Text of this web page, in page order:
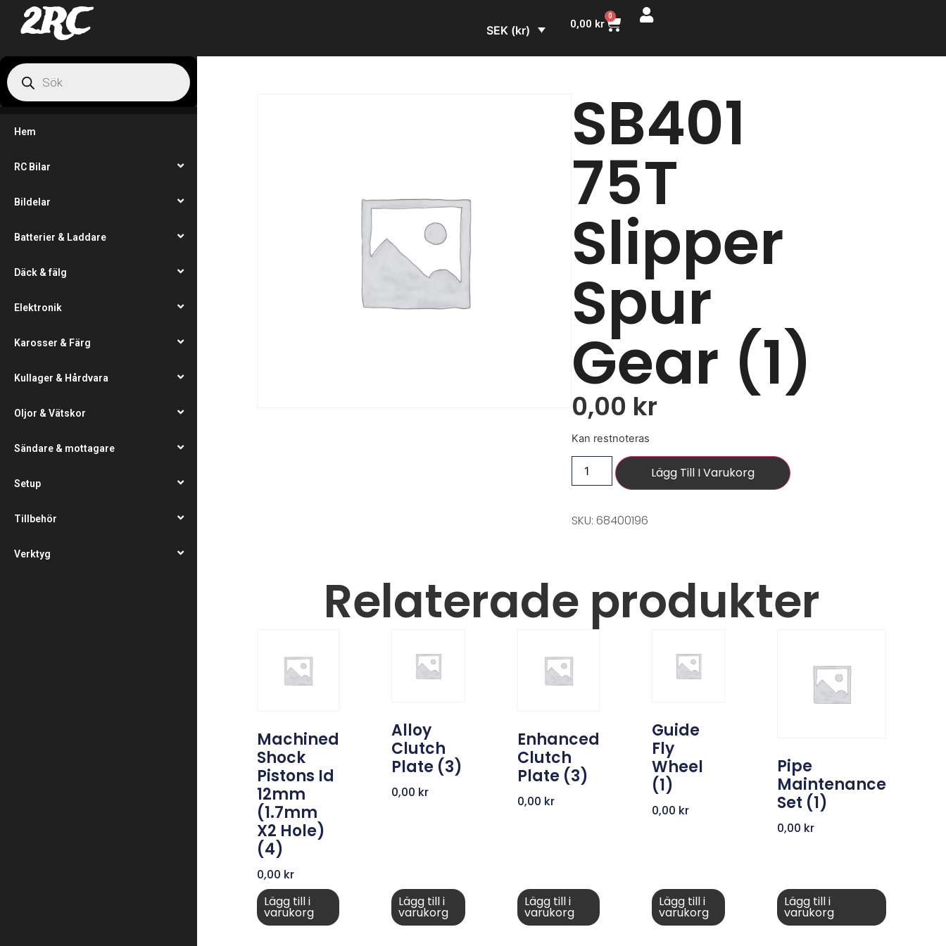
2RC SEK (kr) 0,00 kr
0
Hem
RC Bilar
Bildelar
Batterier & Laddare
Däck & fälg
Elektronik
Karosser & Färg
Kullager & Hårdvara
Oljor & Vätskor
Sändare & mottagare
Setup
Tillbehör
Verktyg
SB401
75T
Slipper
Spur
Gear (1)
0,00 kr
Kan restnoteras
Lägg Till I Varukorg
SKU: 68400196
Relaterade produkter
Machined
Shock
Pistons Id
12mm
(1.7mm
X2 Hole)
(4)
0,00 kr
Lägg till i
varukorg
Alloy
Clutch
Plate (3)
0,00 kr
Lägg till i
varukorg
Enhanced
Clutch
Plate (3)
0,00 kr
Lägg till i
varukorg
Guide
Fly
Wheel
(1)
0,00 kr
Lägg till i
varukorg
Pipe
Maintenance
Set (1)
0,00 kr
Lägg till i
varukorg